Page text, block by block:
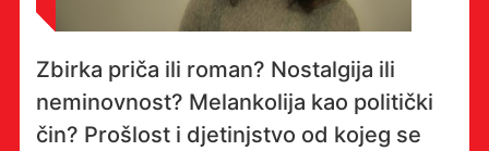
Zbirka priča ili roman? Nostalgija ili
neminovnost? Melankolija kao politički
čin? Prošlost i djetinjstvo od kojeg se